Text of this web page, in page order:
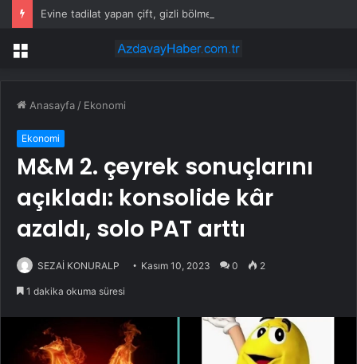
Menü
Anasayfa / Ekonomi
Ekonomi
M&M 2. çeyrek sonuçlarını
açıkladı: konsolide kâr
azaldı, solo PAT arttı
SEZAİ KONURALP Kasım 10, 2023 0 2
1 dakika okuma süresi